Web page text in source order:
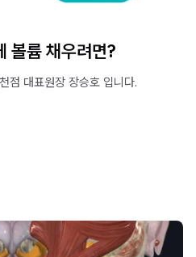
볼륨 채우려면?
점 대표원장 장승호 입니다.